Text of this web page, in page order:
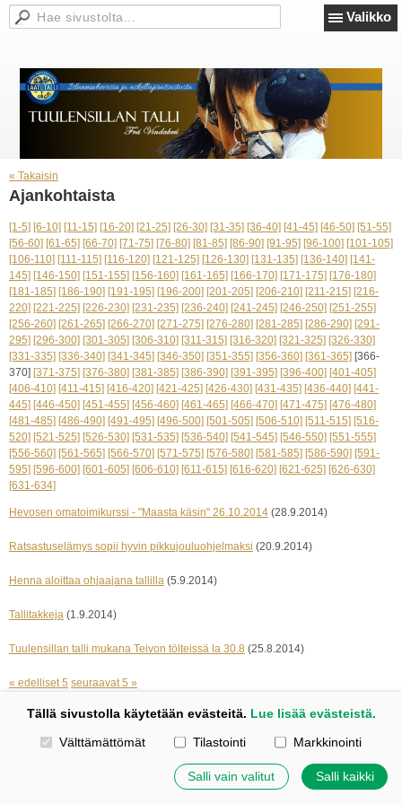
Valikko
« Takaisin
Ajankohtaista
[1-5] [6-10] [11-15] [16-20] [21-25] [26-30] [31-35] [36-40] [41-45] [46-50] [51-55]
[56-60] [61-65] [66-70] [71-75] [76-80] [81-85] [86-90] [91-95] [96-100] [101-105]
[106-110] [111-115] [116-120] [121-125] [126-130] [131-135] [136-140] [141-
145] [146-150] [151-155] [156-160] [161-165] [166-170] [171-175] [176-180]
[181-185] [186-190] [191-195] [196-200] [201-205] [206-210] [211-215] [216-
220] [221-225] [226-230] [231-235] [236-240] [241-245] [246-250] [251-255]
[256-260] [261-265] [266-270] [271-275] [276-280] [281-285] [286-290] [291-
295] [296-300] [301-305] [306-310] [311-315] [316-320] [321-325] [326-330]
[331-335] [336-340] [341-345] [346-350] [351-355] [356-360] [361-365] [366-
370] [371-375] [376-380] [381-385] [386-390] [391-395] [396-400] [401-405]
[406-410] [411-415] [416-420] [421-425] [426-430] [431-435] [436-440] [441-
445] [446-450] [451-455] [456-460] [461-465] [466-470] [471-475] [476-480]
[481-485] [486-490] [491-495] [496-500] [501-505] [506-510] [511-515] [516-
520] [521-525] [526-530] [531-535] [536-540] [541-545] [546-550] [551-555]
[556-560] [561-565] [566-570] [571-575] [576-580] [581-585] [586-590] [591-
595] [596-600] [601-605] [606-610] [611-615] [616-620] [621-625] [626-630]
[631-634]
Hevosen omatoimikurssi - "Maasta käsin" 26.10.2014 (28.9.2014)
Ratsastuselämys sopii hyvin pikkujouluohjelmaksi (20.9.2014)
Henna aloittaa ohjaajana tallilla (5.9.2014)
Tallitakkeja (1.9.2014)
Tuulensillan talli mukana Teivon tölteissä la 30.8 (25.8.2014)
« edelliset 5 seuraavat 5 »
Tehty Yhdistysavaimella |Evästeet
Tällä sivustolla käytetään evästeitä. Lue lisää evästeistä.
Valitse käytettävät evästeet
Välttämättömät Tilastointi Markkinointi
Salli vain valitut Salli kaikki